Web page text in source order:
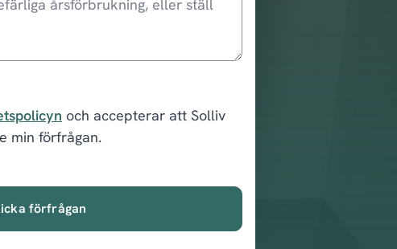
och accepterar att Solliv
min förfrågan.
förfrågan